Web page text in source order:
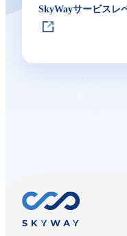
SkyWayサービスレ